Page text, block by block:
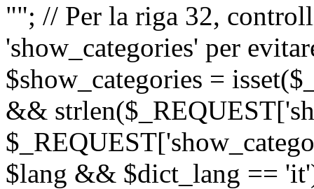
""; // Per la riga 32,
'show_categories' per
$show_categories =
&&
$lang && $dict_lang ==